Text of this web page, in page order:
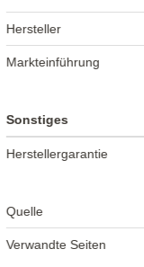
Hersteller
Markteinführung
Sonstiges
Herstellergarantie
Quelle
Verwandte Seiten